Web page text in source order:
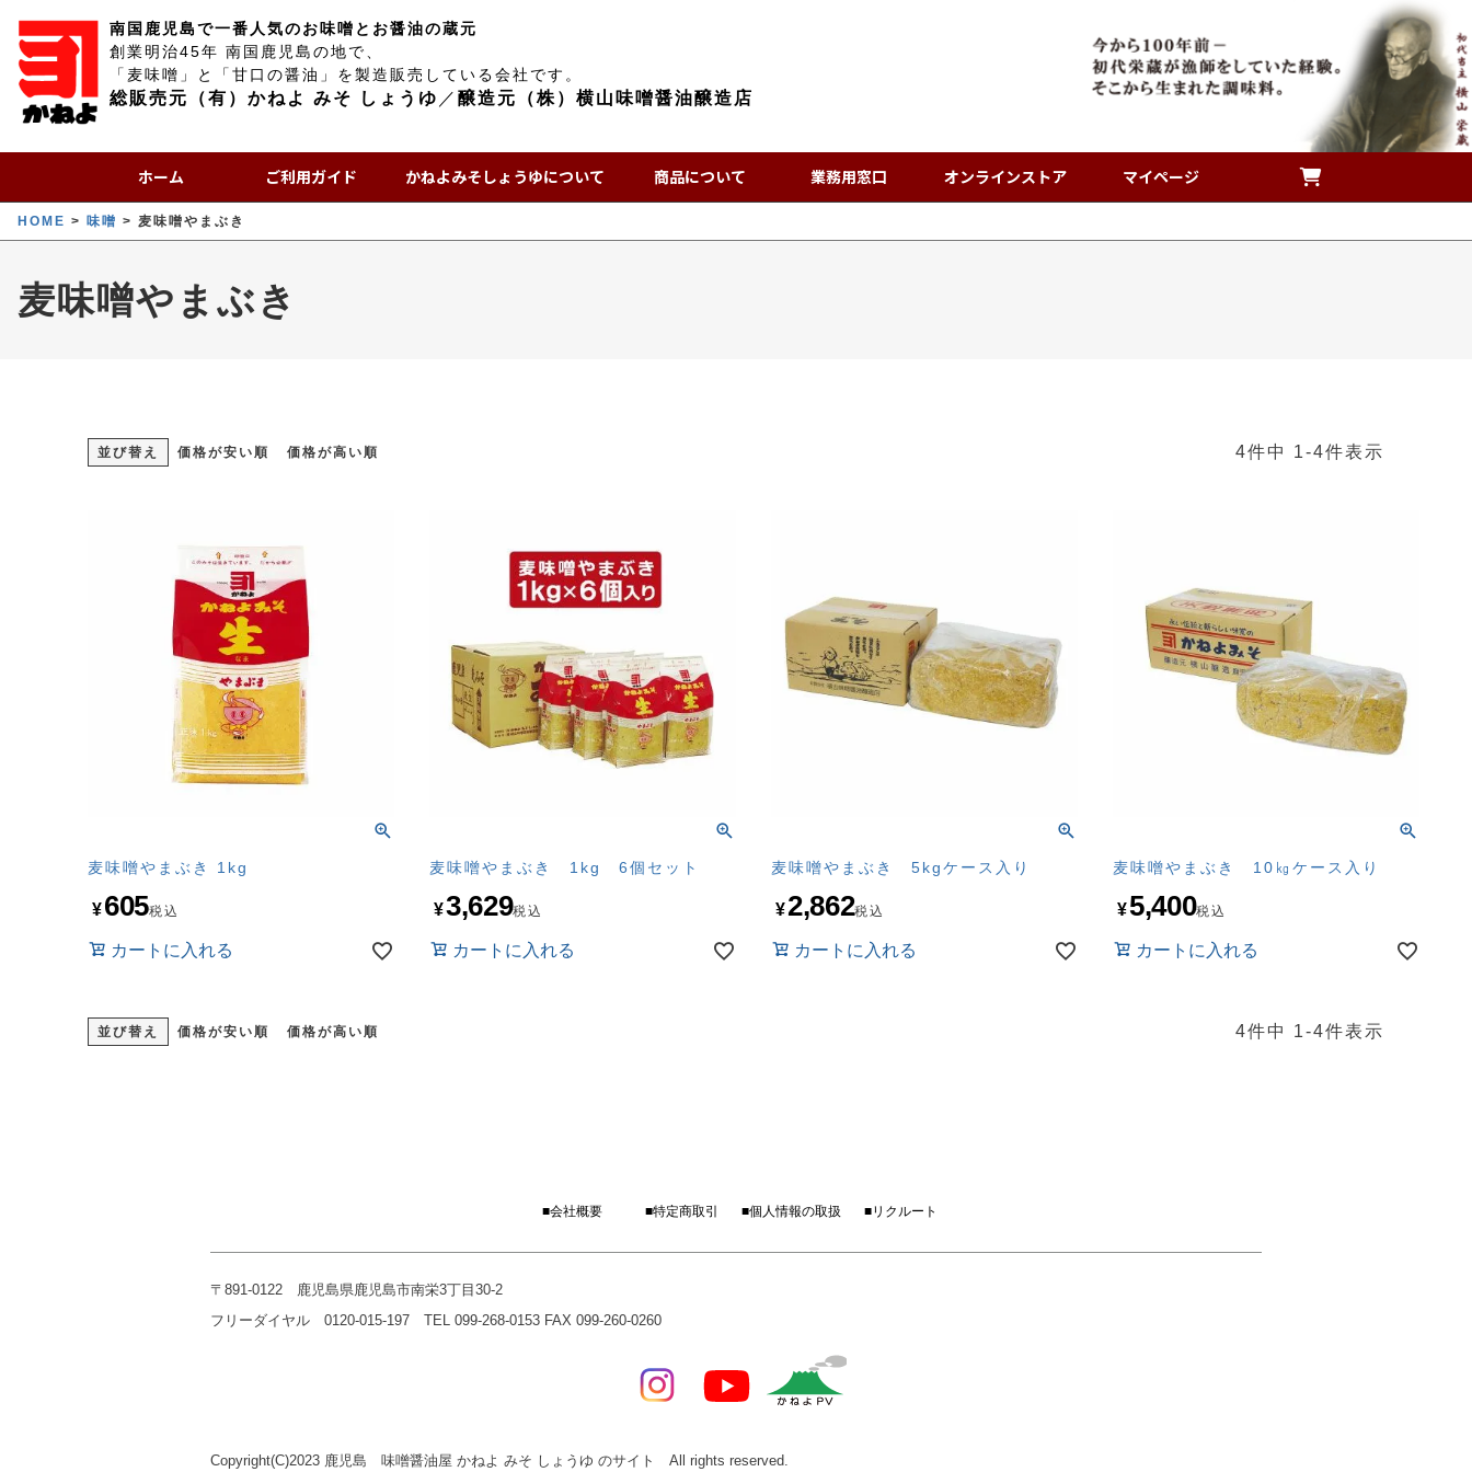
南国鹿児島で一番人気のお味噌とお醤油の蔵元
創業明治45年 南国鹿児島の地で、
「麦味噌」と「甘口の醤油」を製造販売している会社です。
総販売元（有）かねよ みそ しょうゆ ／ 醸造元（株）横山味噌醤油醸造店
ホーム ご利用ガイド かねよみそしょうゆについて 商品について 業務用窓口 オンラインストア マイページ
HOME 味噌 麦味噌やまぶき
麦味噌やまぶき
並び替え 価格が安い順 価格が高い順 4件中 1-4件表示
麦味噌やまぶき 1kg
¥605税込
カートに入れる
麦味噌やまぶき 1kg 6個セット
¥3,629税込
カートに入れる
麦味噌やまぶき 5kgケース入り
¥2,862税込
カートに入れる
麦味噌やまぶき 10㎏ケース入り
¥5,400税込
カートに入れる
並び替え 価格が安い順 価格が高い順 4件中 1-4件表示
■会社概要 ■特定商取引 ■個人情報の取扱 ■リクルート
〒891-0122 鹿児島県鹿児島市南栄3丁目30-2
フリーダイヤル 0120-015-197 TEL 099-268-0153 FAX 099-260-0260
Copyright(C)2023 鹿児島 味噌醤油屋 かねよ みそ しょうゆ のサイト All rights reserved.